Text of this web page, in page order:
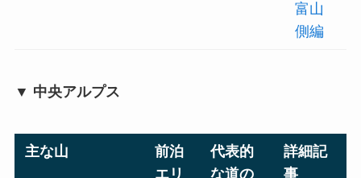
富山
側編
▼ 中央アルプス
主な山
前泊
エリ
代表的
な道の
詳細記
事